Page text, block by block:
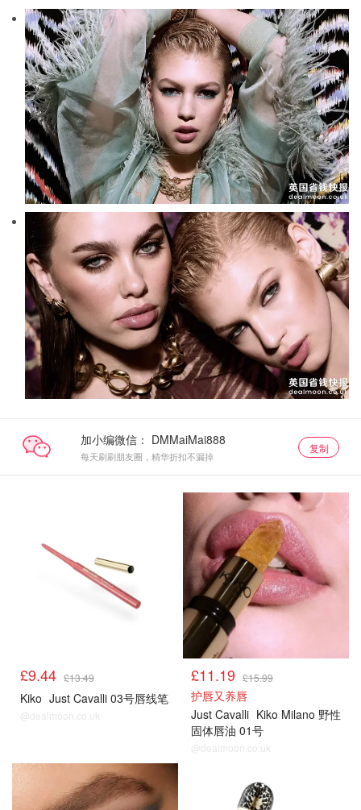
加小编微信：
每天刷刷朋友圈，精华折扣不漏掉
复制
£9.44 £13.49
Kiko Just Cavalli 03号唇线笔
@dealmoon.co.uk
£11.19 £15.99
护唇又养唇
Just Cavalli Kiko Milano 野性
固体唇油 01号
@dealmoon.co.uk